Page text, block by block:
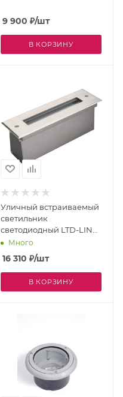
9 900 ₽/шт
В КОРЗИНУ
Уличный встраиваемый
светильник
светодиодный LTD-LINE-
TILT-S210-8W Warm3000
(SL, 120 deg, 230V)
(Arlight, IP67 Металл, 3
года) 024944
Много
16 310 ₽/шт
В КОРЗИНУ